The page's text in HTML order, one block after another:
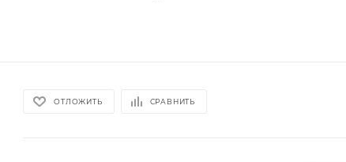
ОТЛОЖИТЬ СРАВНИТЬ